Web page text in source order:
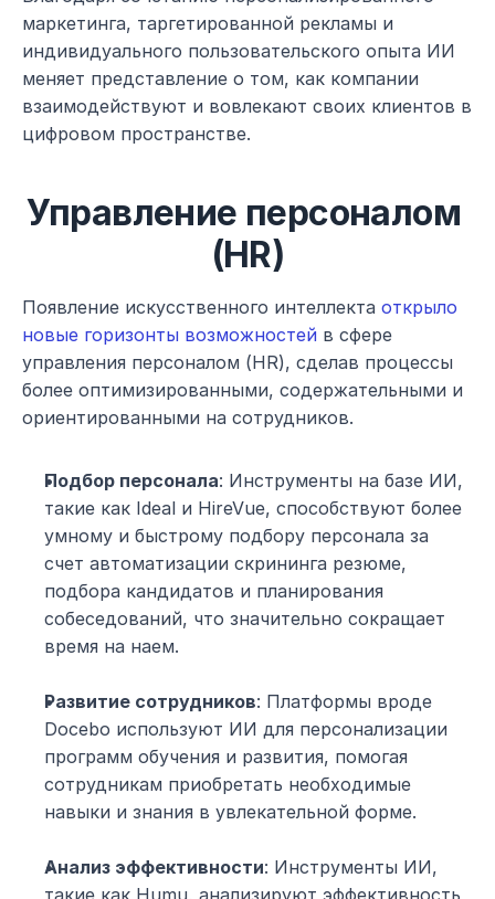
маркетинга, таргетированной рекламы и
индивидуального пользовательского опыта ИИ
меняет представление о том, как компании
взаимодействуют и вовлекают своих клиентов в
цифровом пространстве.
Управление персоналом
(HR)
Появление искусственного интеллекта открыло
новые горизонты возможностей в сфере
управления персоналом (HR), сделав процессы
более оптимизированными, содержательными и
ориентированными на сотрудников.
Подбор персонала: Инструменты на базе ИИ,
такие как Ideal и HireVue, способствуют более
умному и быстрому подбору персонала за
счет автоматизации скрининга резюме,
подбора кандидатов и планирования
собеседований, что значительно сокращает
время на наем.
Развитие сотрудников: Платформы вроде
Docebo используют ИИ для персонализации
программ обучения и развития, помогая
сотрудникам приобретать необходимые
навыки и знания в увлекательной форме.
Анализ эффективности: Инструменты ИИ,
такие как Humu, анализируют эффективность